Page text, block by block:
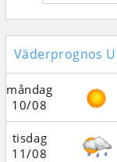
Väderprognos
måndag
10/08
tisdag
11/08